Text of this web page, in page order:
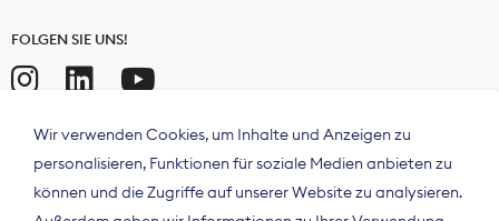
FOLGEN SIE UNS!
Wir verwenden Cookies, um Inhalte und Anzeigen zu
personalisieren, Funktionen für soziale Medien anbieten zu
können und die Zugriffe auf unserer Website zu analysieren.